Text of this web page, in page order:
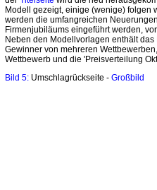
Modell gezeigt, einige (wenige) folgen
werden die umfangreichen
Firmenjubiläums eingeführt werden,
Neben den Modellvorlagen enthält das
Gewinner von mehreren
Wettbewerb und die 'Preisverteilung
Bild 5: Umschlagrückseite - Großbild